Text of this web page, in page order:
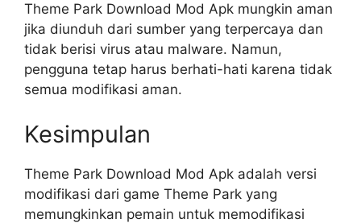
Theme Park Download Mod Apk mungkin aman
jika diunduh dari sumber yang terpercaya dan
tidak berisi virus atau malware. Namun,
pengguna tetap harus berhati-hati karena tidak
semua modifikasi aman.
Kesimpulan
Theme Park Download Mod Apk adalah versi
modifikasi dari game Theme Park yang
memungkinkan pemain untuk memodifikasi